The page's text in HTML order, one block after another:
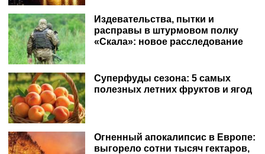
Издевательства, пытки и
расправы в штурмовом полку
«Скала»: новое расследование
Суперфуды сезона: 5 самых
полезных летних фруктов и ягод
Огненный апокалипсис в Европе:
выгорело сотни тысяч гектаров,